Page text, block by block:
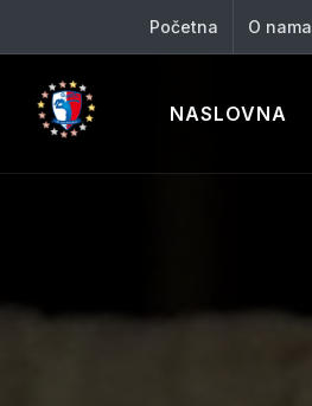
Početna O nama
NASLOVNA